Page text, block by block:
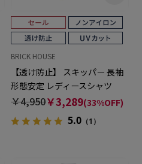
BRICK HOUSE
【透け防止】 スキッパー 長袖
形態安定 レディースシャツ
￥4,950￥3,289(33%OFF)
5.0 （1）